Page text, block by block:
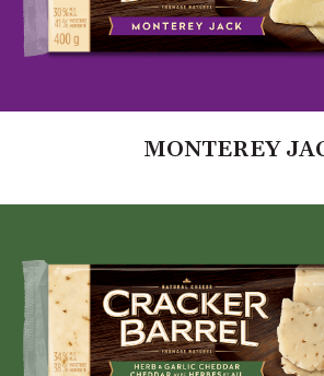
MONTEREY